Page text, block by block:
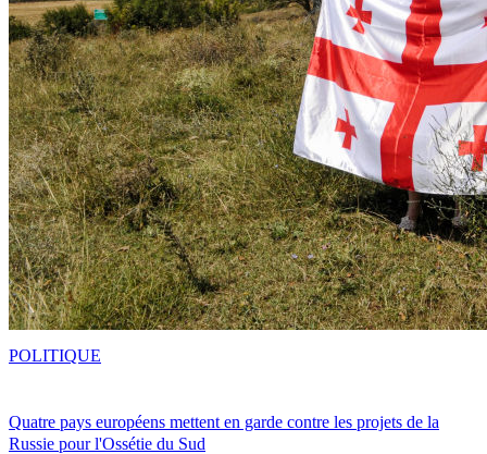
Quatre pays européens mettent en garde contre les projets de la
Russie pour l'Ossétie du Sud
POLITIQUE